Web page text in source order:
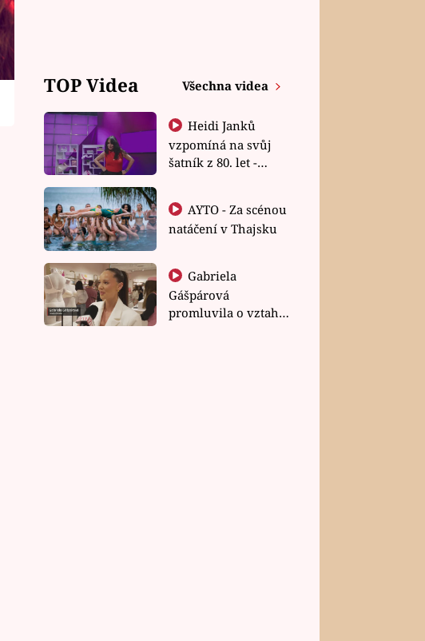
TOP Videa Všechna videa
Heidi Janků
vzpomíná na svůj
šatník z 80. let -
natáčení v Thajsku
Gabriela
Gášpárová
promluvila o vztahu